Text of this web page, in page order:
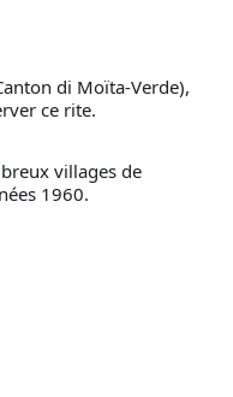
di Moïta-Verde),
ce rite.
villages de
1960.